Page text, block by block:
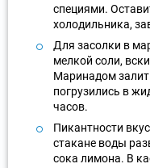
специями.
холодильника,
Для засолки в
мелкой соли,
Маринадом
погрузились в
часов.
Пикантности
стакане воды
сока лимона. В